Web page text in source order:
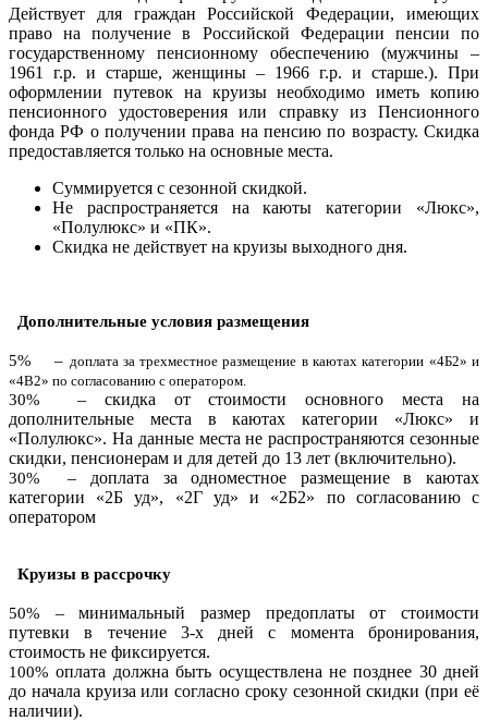
Действует для граждан Российской Федерации, имеющих
право на получение в Российской Федерации пенсии по
государственному пенсионному обеспечению (мужчины –
1961 г.р. и старше, женщины – 1966 г.р. и старше.). При
оформлении путевок на круизы необходимо иметь копию
пенсионного удостоверения или справку из Пенсионного
фонда РФ о получении права на пенсию по возрасту. Скидка
предоставляется только на основные места.
Суммируется с сезонной скидкой.
Не распространяется на каюты категории «Люкс»,
«Полулюкс» и «ПК».
Скидка не действует на круизы выходного дня.
Дополнительные условия размещения
5% – доплата за трехместное размещение в каютах категории «4Б2» и
«4В2» по согласованию с оператором.
30%
– скидка от стоимости основного места на
дополнительные места в каютах категории «Люкс» и
«Полулюкс». На данные места не распространяются сезонные
скидки, пенсионерам и для детей до 13 лет (включительно).
30% –
доплата за одноместное размещение в каютах
категории «2Б уд», «2Г уд» и «2Б2» по согласованию с
оператором
Круизы в рассрочку
50% – минимальный размер предоплаты от стоимости
путевки в течение 3-х дней с момента бронирования,
стоимость не фиксируется.
100% оплата должна быть осуществлена не позднее 30 дней
до начала круиза или согласно сроку сезонной скидки (при её
наличии).